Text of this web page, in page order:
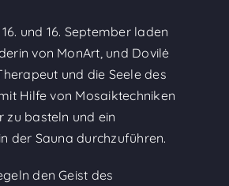
und 16. September laden
von MonArt, und Dovilė
und die Seele des
Hilfe von Mosaiktechniken
zu basteln und ein
der Sauna durchzuführen.
den Geist des